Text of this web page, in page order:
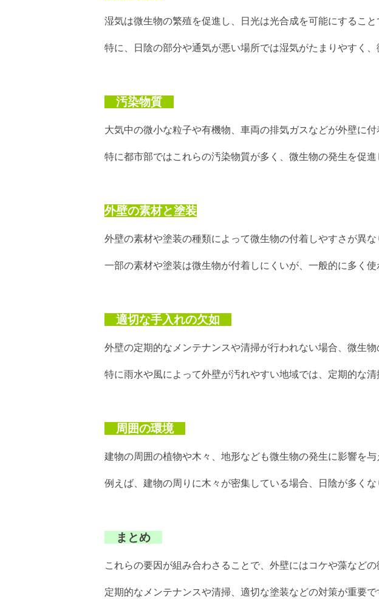
湿気は微生物の繁殖を促進し、日光は光合成を可能にすること
特に、日陰の部分や通気が悪い場所では湿気がたまりやすく、
汚染物質
大気中の微小な粒子や有機物、車両の排気ガスなどが外壁に
特に都市部ではこれらの汚染物質が多く、微生物の発生を促進
外壁の素材と塗装
外壁の素材や塗装の種類によって微生物の付着しやすさが異な
一部の素材や塗装は微生物が付着しにくいが、一般的に多く
適切な手入れの欠如
外壁の定期的なメンテナンスや清掃が行われない場合、微生物
特に雨水や風によって外壁が汚れやすい地域では、定期的な清
周囲の環境
建物の周囲の植物や木々、地形なども微生物の発生に影響を与
例えば、建物の周りに木々が密集している場合、日陰が多くな
まとめ
これらの要因が組み合わさることで、外壁にはコケや藻などの
定期的なメンテナンスや清掃、適切な塗装などの対策が重要